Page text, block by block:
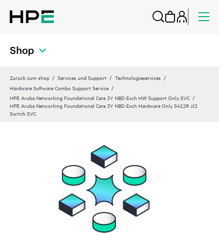
Shop
Zurück zum shop Services und Support
Technologieservices
Hardware Software Combo Support Service
HPE Aruba Networking Foundational Care 3Y NBD Exch HW Support Only SVC
HPE Aruba Networking Foundational Care 3Y NBD Exch Hardware Only 5412R zl2
Switch SVC